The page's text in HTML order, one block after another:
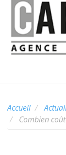
Accueil
Combien